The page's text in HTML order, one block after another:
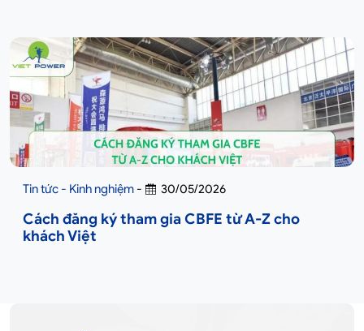
Tin tức - Kinh nghiệm - 30/05/2026
Cách đăng ký tham gia CBFE từ A-Z cho
khách Việt